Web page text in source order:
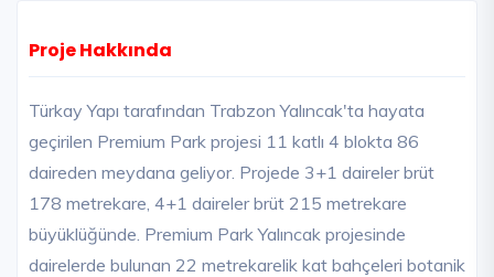
Proje Hakkında
Türkay Yapı tarafından Trabzon Yalıncak'ta hayata
geçirilen Premium Park projesi 11 katlı 4 blokta 86
daireden meydana geliyor. Projede 3+1 daireler brüt
178 metrekare, 4+1 daireler brüt 215 metrekare
büyüklüğünde. Premium Park Yalıncak projesinde
dairelerde bulunan 22 metrekarelik kat bahçeleri botanik